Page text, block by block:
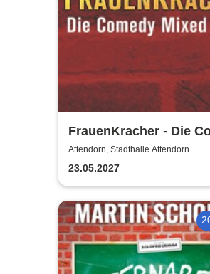
FrauenKracher - Die
Mixed Show
Attendorn, Stadthalle Attendorn
23.05.2027